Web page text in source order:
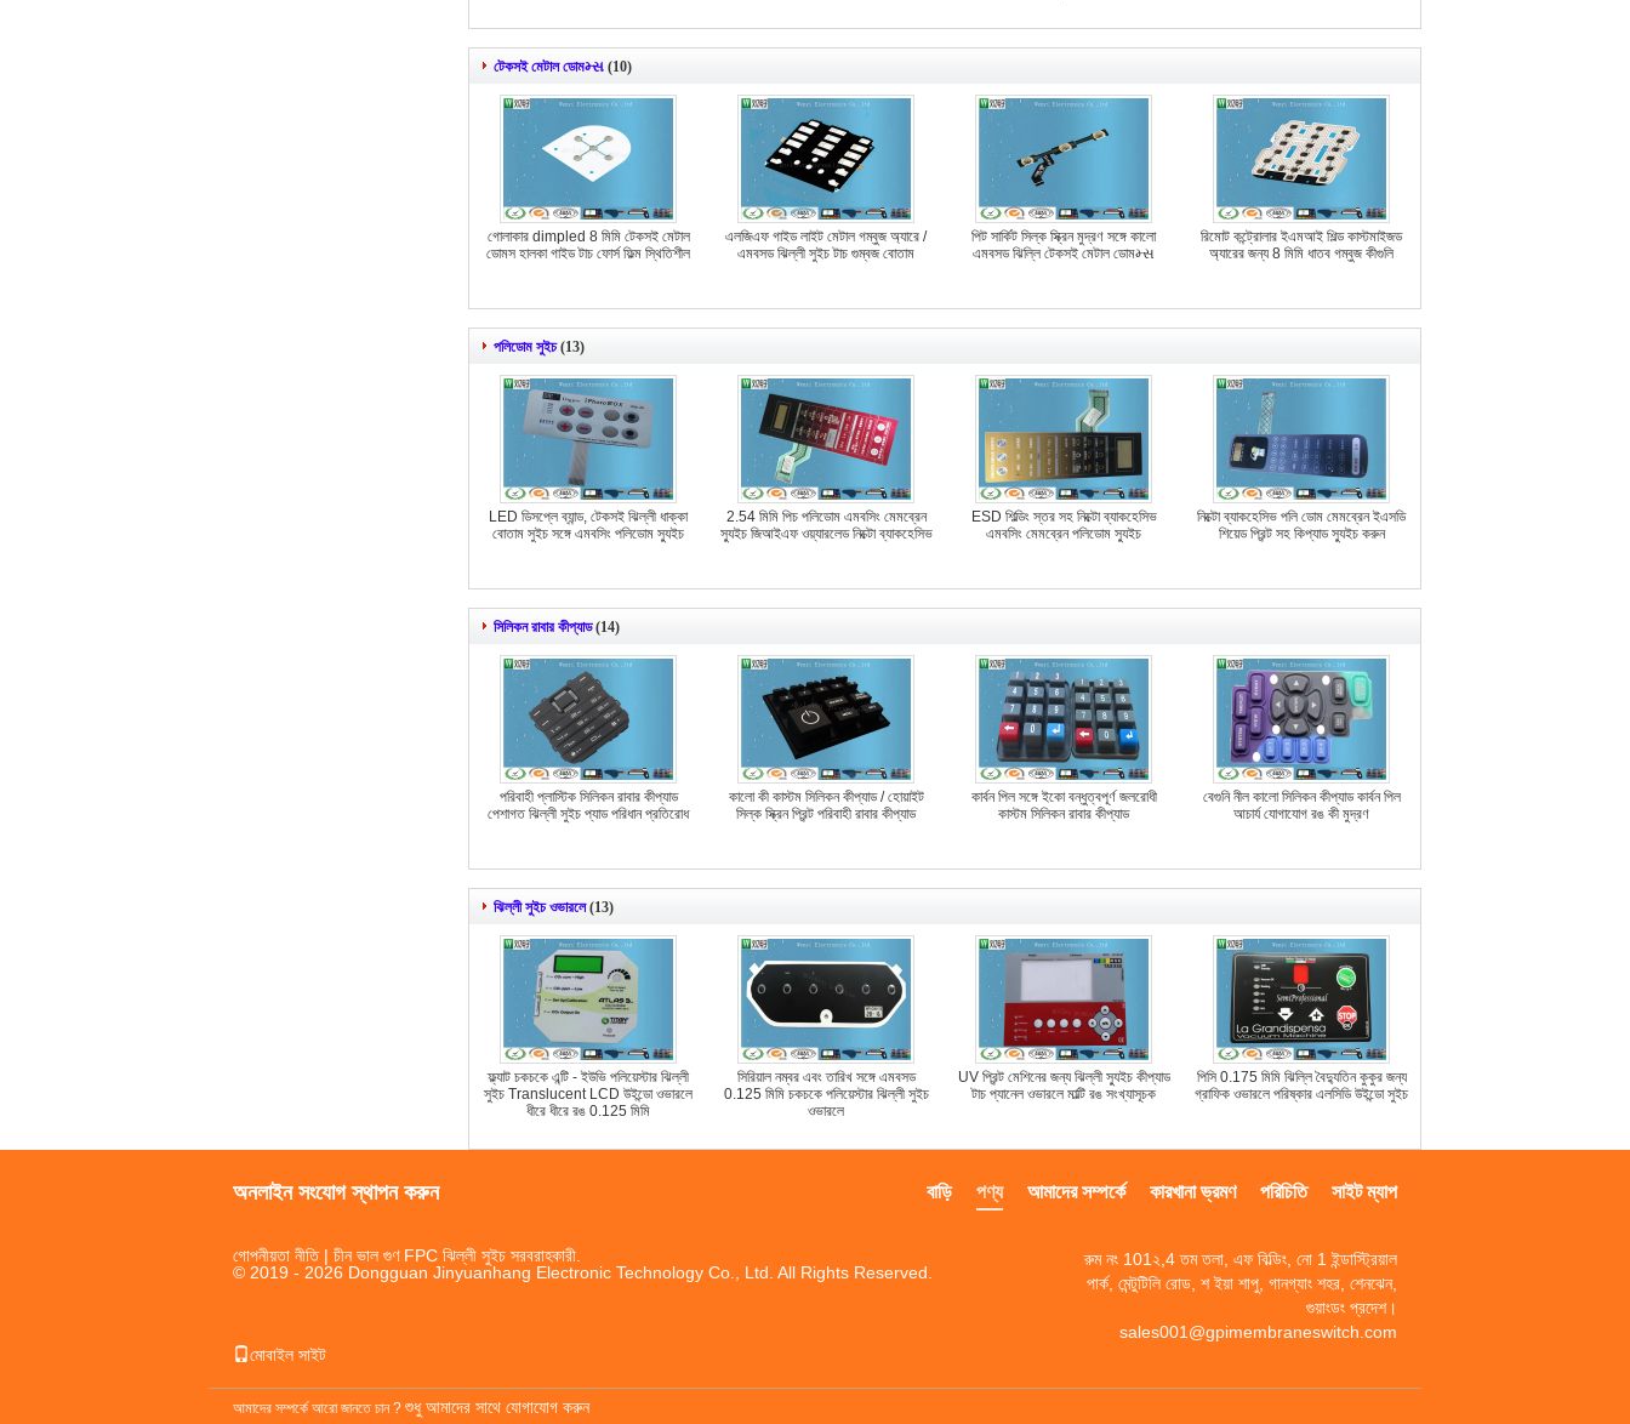
টেকসই মেটাল ডোমમ્સ (10)
গোলাকার dimpled 8 মিমি টেকসই মেটাল
ডোমস হালকা গাইড টাচ ফোর্স ফিল্ম স্থিতিশীল
এলজিএফ গাইড লাইট মেটাল গম্বুজ অ্যারে /
এমবসড ঝিল্লী সুইচ টাচ গুম্বজ বোতাম
পিট সার্কিট সিল্ক স্ক্রিন মুদ্রণ সঙ্গে কালো
এমবসড ঝিল্লি টেকসই মেটাল ডোমમ્સ
রিমোট কন্ট্রোলার ইএমআই শিল্ড কাস্টমাইজড
অ্যারের জন্য 8 মিমি ধাতব গম্বুজ কীগুলি
পলিডোম সুইচ (13)
LED ডিসপ্লে ব্যান্ড, টেকসই ঝিল্লী ধাক্কা
বোতাম সুইচ সঙ্গে এমবসিং পলিডোম স্যুইচ
2.54 মিমি পিচ পলিডোম এমবসিং মেমব্রেন
স্যুইচ জিআইএফ ওয়্যারলেড নিক্টো ব্যাকহেসিভ
ESD শিল্ডিং স্তর সহ নিক্টো ব্যাকহেসিভ
এমবসিং মেমব্রেন পলিডোম স্যুইচ
নিক্টো ব্যাকহেসিভ পলি ডোম মেমব্রেন ইএসডি
শিয়েড প্রিন্ট সহ কিপ্যাড স্যুইচ করুন
সিলিকন রাবার কীপ্যাড (14)
পরিবাহী প্লাস্টিক সিলিকন রাবার কীপ্যাড
পেশাগত ঝিল্লী সুইচ প্যাড পরিধান প্রতিরোধ
কালো কী কাস্টম সিলিকন কীপ্যাড / হোয়াইট
সিল্ক স্ক্রিন প্রিন্ট পরিবাহী রাবার কীপ্যাড
কার্বন পিল সঙ্গে ইকো বন্ধুত্বপূর্ণ জলরোধী
কাস্টম সিলিকন রাবার কীপ্যাড
বেগুনি নীল কালো সিলিকন কীপ্যাড কার্বন পিল
আচার্য যোগাযোগ রঙ কী মুদ্রণ
ঝিল্লী সুইচ ওভারলে (13)
ফ্ল্যাট চকচকে এন্টি - ইউভি পলিয়েস্টার ঝিল্লী
সুইচ Translucent LCD উইন্ডো ওভারলে
ধীরে ধীরে রঙ 0.125 মিমি
সিরিয়াল নম্বর এবং তারিখ সঙ্গে এমবসড
0.125 মিমি চকচকে পলিয়েস্টার ঝিল্লী সুইচ
ওভারলে
UV প্রিন্ট মেশিনের জন্য ঝিল্লী স্যুইচ কীপ্যাড
টাচ প্যানেল ওভারলে মাল্টি রঙ সংখ্যাসূচক
পিসি 0.175 মিমি ঝিল্লি বৈদ্যুতিন কুকুর জন্য
গ্রাফিক ওভারলে পরিষ্কার এলসিডি উইন্ডো সুইচ
অনলাইন সংযোগ স্থাপন করুন সাইট ম্যাপ
পরিচিতি
কারখানা ভ্রমণ
আমাদের সম্পর্কে
পণ্য
বাড়ি
গোপনীয়তা নীতি| চীন ভাল গুণ FPC ঝিল্লী সুইচ সরবরাহকারী.
© 2019 - 2026 Dongguan Jinyuanhang Electronic Technology Co., Ltd. All Rights Reserved.
রুম নং 101২,4 তম তলা, এফ বিল্ডিং, নো 1 ইন্ডাস্ট্রিয়াল
পার্ক, মেন্টুটিলি রোড, শ ইয়া শাপু, গানগ্যাং শহর, শেনঝেন,
গুয়াংডং প্রদেশ।
sales001@gpimembraneswitch.com
মোবাইল সাইট
আমাদের সম্পর্কে আরো জানতে চান ? শুধু আমাদের সাথে যোগাযোগ করুন